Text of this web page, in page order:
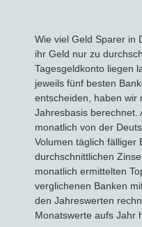
Wie viel Geld Sparer in
ihr Geld nur zu
Tagesgeldkonto liegen
jeweils fünf besten
entscheiden, haben wir
Jahresbasis berechnet.
monatlich von der
Volumen täglich fälliger
durchschnittlichen
monatlich ermittelten
verglichenen Banken
den Jahreswerten
Monatswerte aufs Jahr